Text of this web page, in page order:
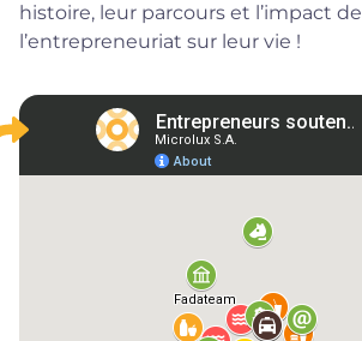
histoire, leur parcours et l’impact de
l’entrepreneuriat sur leur vie !